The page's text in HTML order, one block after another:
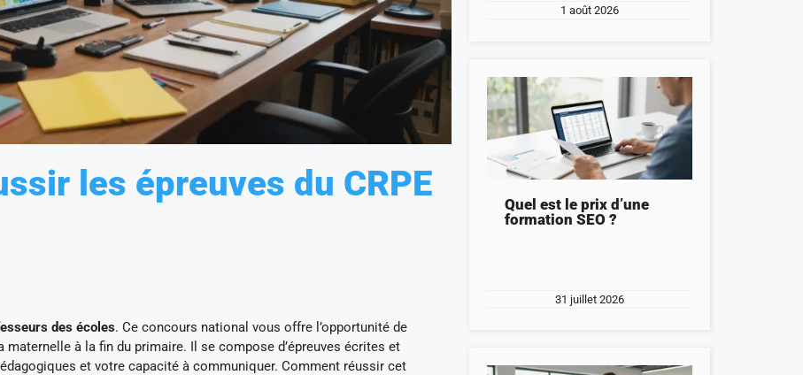
les épreuves du CRPE
des écoles. Ce concours national vous offre l’opportunité de
à la fin du primaire. Il se compose d’épreuves écrites et
et votre capacité à communiquer. Comment réussir cet
1 août 2026
Quel est le prix d’une
formation SEO ?
31 juillet 2026